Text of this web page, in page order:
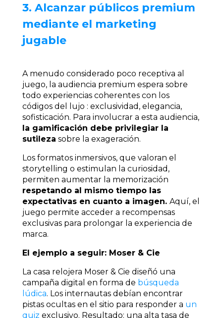
3. Alcanzar públicos premium
mediante el marketing
jugable
A menudo considerado poco receptiva al
juego, la audiencia premium espera sobre
todo experiencias coherentes con los
códigos del lujo : exclusividad, elegancia,
sofisticación. Para involucrar a esta audiencia,
la gamificación debe privilegiar la
sutileza sobre la exageración.
Los formatos inmersivos, que valoran el
storytelling o estimulan la curiosidad,
permiten aumentar la memorización
respetando al mismo tiempo las
expectativas en cuanto a imagen. Aquí, el
juego permite acceder a recompensas
exclusivas para prolongar la experiencia de
marca.
El ejemplo a seguir: Moser & Cie
La casa relojera Moser & Cie diseñó una
campaña digital en forma de búsqueda
lúdica. Los internautas debían encontrar
pistas ocultas en el sitio para responder a un
quiz exclusivo. Resultado: una alta tasa de